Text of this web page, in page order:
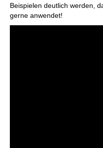
Beispielen deutlich werden,
gerne anwendet!